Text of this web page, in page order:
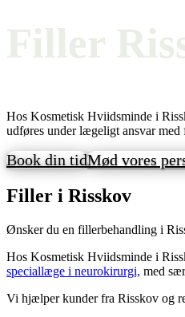
Filler
Hos Kosmetisk Hviidsminde i
udføres under lægeligt ansvar
Book din tidMød vores
Filler i Risskov
Ønsker du en fillerbehandling i
Hos Kosmetisk Hviidsminde i
speciallæge i neurokirurgi, med
Vi hjælper kunder fra Risskov og